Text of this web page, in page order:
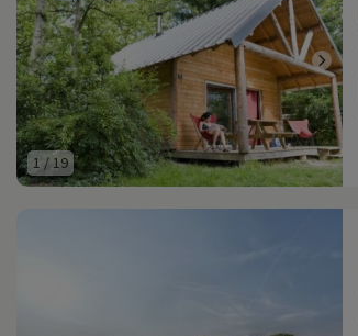
1 /19